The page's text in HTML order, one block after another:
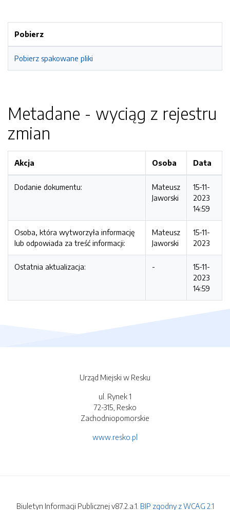
Pobierz
Pobierz spakowane pliki
Metadane - wyciąg z rejestru
zmian
Akcja Osoba Data
Dodanie dokumentu:
Mateusz
Jaworski
15-11-
2023
14:59
Osoba, która wytworzyła informację
lub odpowiada za treść informacji:
Mateusz
Jaworski
15-11-
2023
Ostatnia aktualizacja: -
15-11-
2023
14:59
Urząd Miejski w Resku
ul. Rynek 1
72-315, Resko
Zachodniopomorskie
www.resko.pl
Biuletyn Informacji Publicznej v87.2.a.1. BIP zgodny z WCAG 2.1